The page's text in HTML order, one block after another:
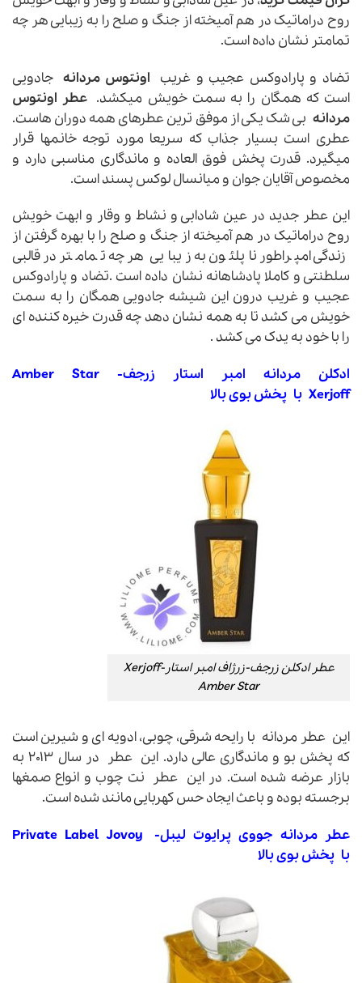
روح دراماتیک در هم آمیخته از جنگ و صلح را به زیبایی هر چه
تمامتر نشان داده است.
تضاد و پارادوکس عجیب و غریب اونتوس مردانه جادویی
است که همگان را به سمت خویش میکشد. عطر اونتوس
مردانه بی شک یکی از موفق ترین عطرهای همه دوران هاست.
عطری است بسیار جذاب که سریعا مورد توجه خانمها قرار
میگیرد. قدرت پخش فوق العاده و ماندگاری مناسبی دارد و
مخصوص آقایان جوان و میانسال لوکس پسند است.
این عطر جدید در عین شادابی و نشاط و وقار و ابهت خویش
روح دراماتیک در هم آمیخته از جنگ و صلح را با بهره گرفتن از
زندگی امپراطور ناپلئون به زیبایی هر چه تمامتر در قالبی
سلطنتی و کاملا پادشاهانه نشان داده است .تضاد و پارادوکس
عجیب و غریب درون این شیشه جادویی همگان را به سمت
خویش می کشد تا به همه نشان دهد چه قدرت خیره کننده ای
را با خود به یدک می کشد .
ادکلن مردانه امبر استار زرجف- Amber Star
Xerjoff با پخش بوی بالا
عطر ادکلن زرجف-زرژاف امبر استار-Xerjoff
Amber Star
این عطر مردانه با رایحه شرقی، چوبی، ادویه ای و شیرین است
که پخش بو و ماندگاری عالی دارد. این عطر در سال ۲۰۱۳ به
بازار عرضه شده است. در این عطر نت چوب و انواع صمغها
برجسته بوده و باعث ایجاد حس کهربایی مانند شده است.
عطر مردانه جووی پرایوت لیبل- Private Label Jovoy
با پخش بوی بالا